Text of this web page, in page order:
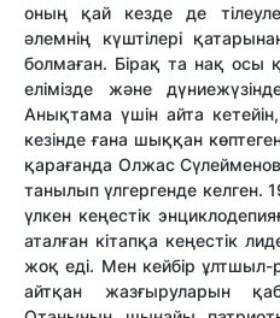
оның қай кезде де
әлемнің күштілері
болмаған. Бірақ та нақ осы
елімізде және
Анықтама үшін айта
кезінде ғана шыққан
қарағанда Олжас Сүлейменов
танылып үлгергенде келген.
үлкен кеңестік
аталған кітапқа кеңестік
жоқ еді. Мен кейбір
айтқан жазғыруларын